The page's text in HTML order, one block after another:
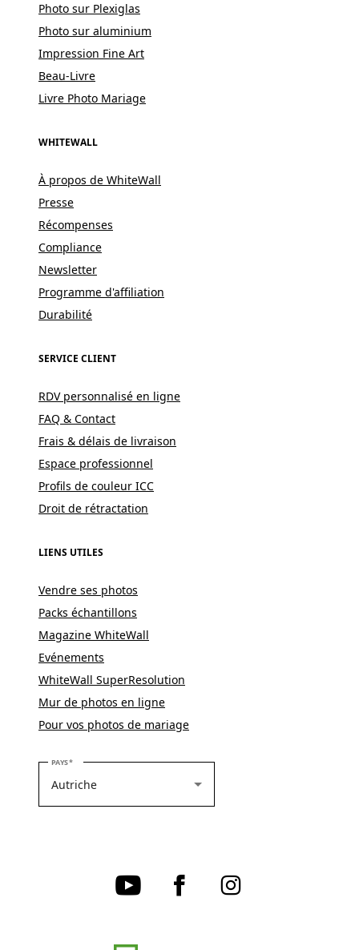
Photo sur Plexiglas
Photo sur aluminium
Impression Fine Art
Beau-Livre
Livre Photo Mariage
WHITEWALL
À propos de WhiteWall
Presse
Récompenses
Compliance
Newsletter
Programme d'affiliation
Durabilité
SERVICE CLIENT
RDV personnalisé en ligne
FAQ & Contact
Frais & délais de livraison
Espace professionnel
Profils de couleur ICC
Droit de rétractation
LIENS UTILES
Vendre ses photos
Packs échantillons
Magazine WhiteWall
Evénements
WhiteWall SuperResolution
Mur de photos en ligne
Pour vos photos de mariage
PAYSVEUILLEZ SÉLECTIONNER VOTRE PAYS